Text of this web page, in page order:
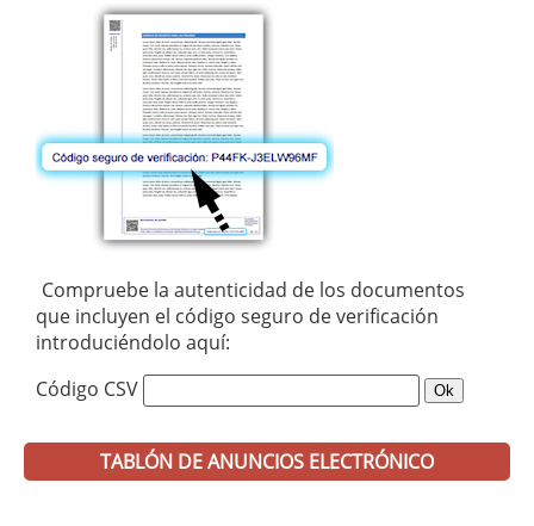
Compruebe la autenticidad de los documentos
que incluyen el código seguro de verificación
introduciéndolo aquí:
Código CSV
TABLÓN DE ANUNCIOS ELECTRÓNICO